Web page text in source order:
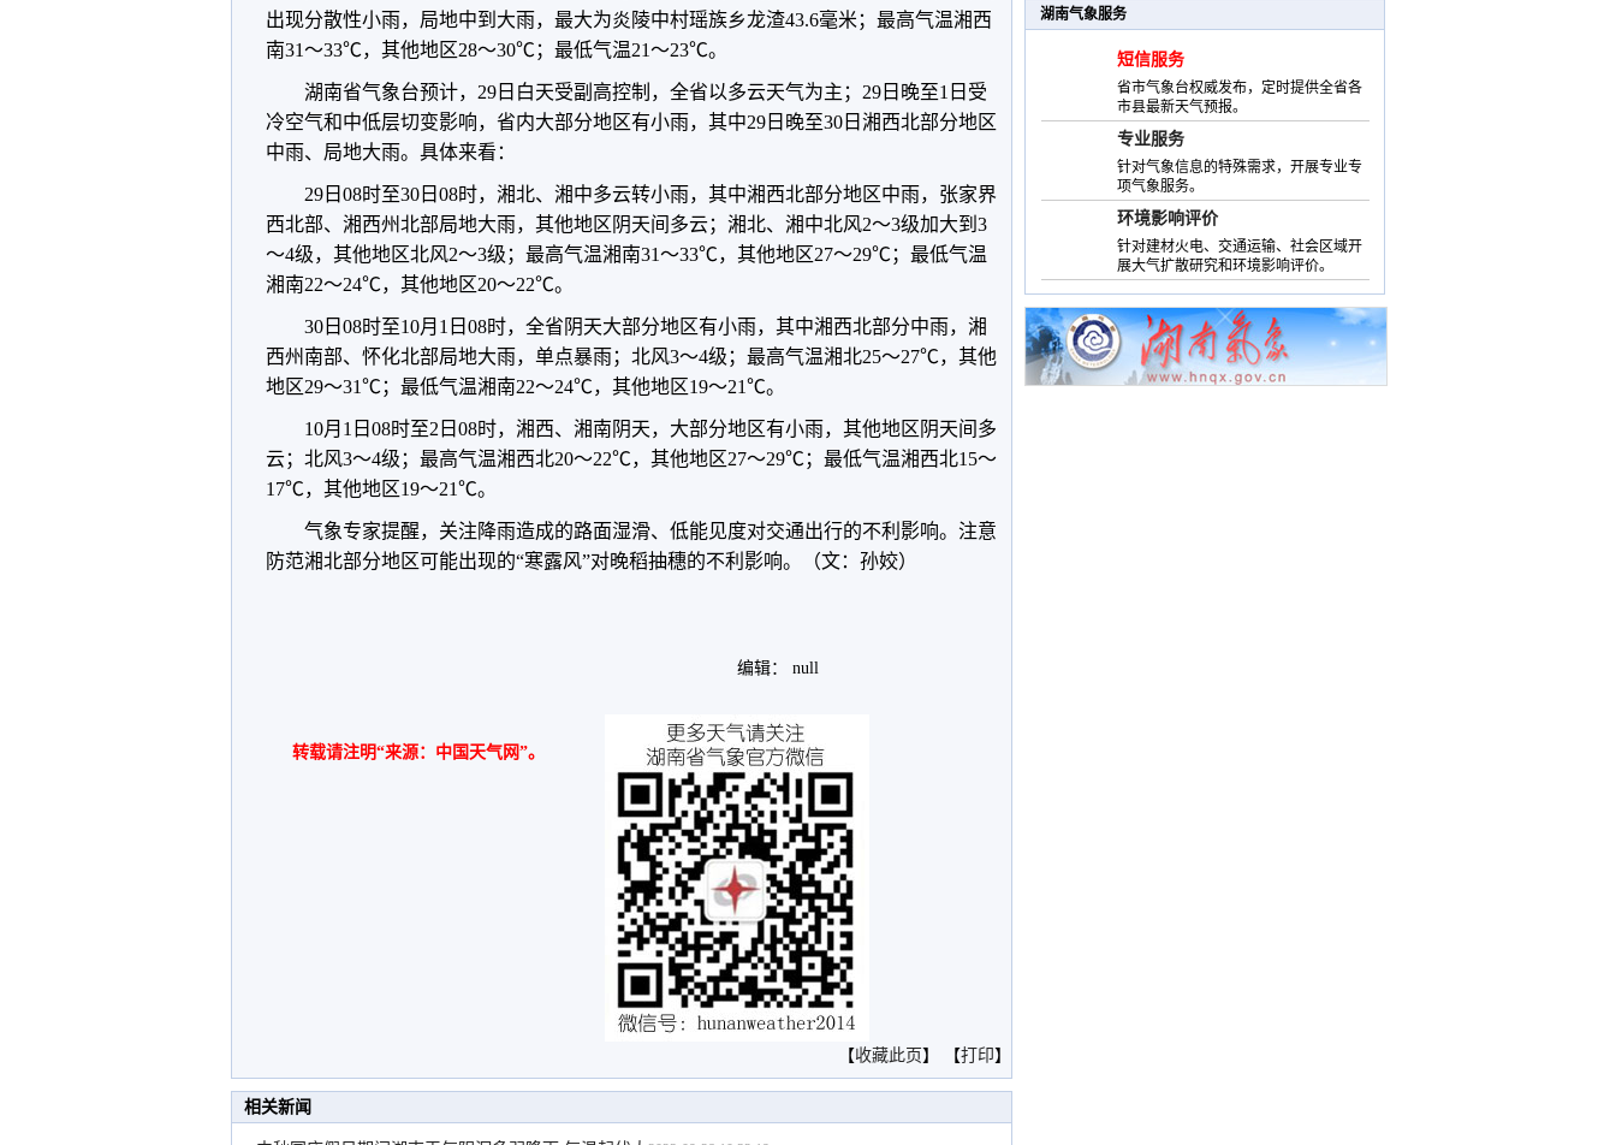
出现分散性小雨，局地中到大雨，最大为炎陵中村瑶族乡龙渣43.6毫米；最高气温湘西
南31～33℃，其他地区28～30℃；最低气温21～23℃。
湖南省气象台预计，29日白天受副高控制，全省以多云天气为主；29日晚至1日受
冷空气和中低层切变影响，省内大部分地区有小雨，其中29日晚至30日湘西北部分地区
中雨、局地大雨。具体来看：
29日08时至30日08时，湘北、湘中多云转小雨，其中湘西北部分地区中雨，张家界
西北部、湘西州北部局地大雨，其他地区阴天间多云；湘北、湘中北风2～3级加大到3
～4级，其他地区北风2～3级；最高气温湘南31～33℃，其他地区27～29℃；最低气温
湘南22～24℃，其他地区20～22℃。
30日08时至10月1日08时，全省阴天大部分地区有小雨，其中湘西北部分中雨，湘
西州南部、怀化北部局地大雨，单点暴雨；北风3～4级；最高气温湘北25～27℃，其他
地区29～31℃；最低气温湘南22～24℃，其他地区19～21℃。
10月1日08时至2日08时，湘西、湘南阴天，大部分地区有小雨，其他地区阴天间多
云；北风3～4级；最高气温湘西北20～22℃，其他地区27～29℃；最低气温湘西北15～
17℃，其他地区19～21℃。
气象专家提醒，关注降雨造成的路面湿滑、低能见度对交通出行的不利影响。注意
防范湘北部分地区可能出现的“寒露风”对晚稻抽穗的不利影响。（文：孙姣）
编辑： null
转载请注明“来源：中国天气网”。
【收藏此页 】 【打印】
相关新闻
湖南气象服务
短信服务
省市气象台权威发布，定时提供全省各
市县最新天气预报。
专业服务
针对气象信息的特殊需求，开展专业专
项气象服务。
环境影响评价
针对建材火电、交通运输、社会区域开
展大气扩散研究和环境影响评价。